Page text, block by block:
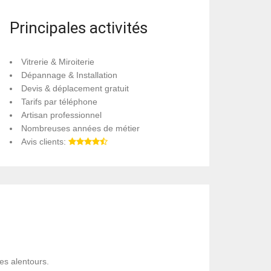
Principales activités
Vitrerie & Miroiterie
Dépannage & Installation
Devis & déplacement gratuit
Tarifs par téléphone
Artisan professionnel
Nombreuses années de métier
Avis clients:
alentours.